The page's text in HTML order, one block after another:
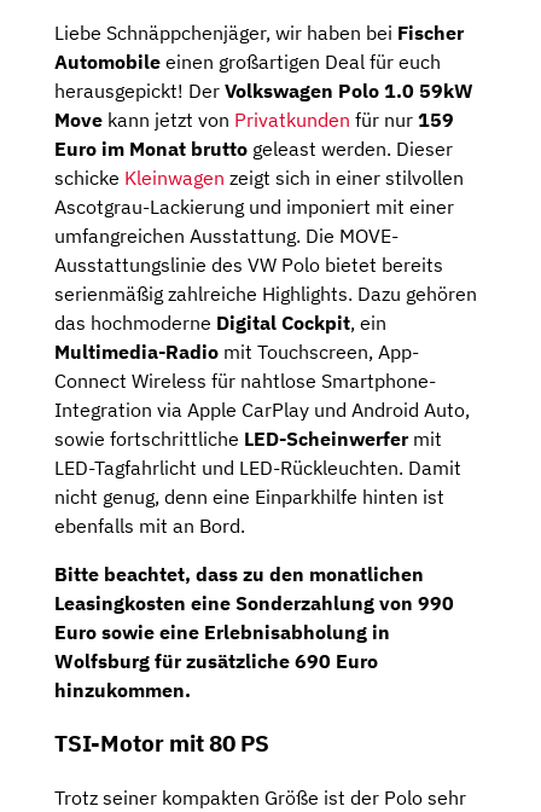
Liebe Schnäppchenjäger, wir haben bei Fischer
Automobile einen großartigen Deal für euch
herausgepickt! Der Volkswagen Polo 1.0 59kW
Move kann jetzt von Privatkunden für nur 159
Euro im Monat brutto geleast werden. Dieser
schicke Kleinwagen zeigt sich in einer stilvollen
Ascotgrau-Lackierung und imponiert mit einer
umfangreichen Ausstattung. Die MOVE-
Ausstattungslinie des VW Polo bietet bereits
serienmäßig zahlreiche Highlights. Dazu gehören
das hochmoderne Digital Cockpit, ein
Multimedia-Radio mit Touchscreen, App-
Connect Wireless für nahtlose Smartphone-
Integration via Apple CarPlay und Android Auto,
sowie fortschrittliche LED-Scheinwerfermit
LED-Tagfahrlicht und LED-Rückleuchten. Damit
nicht genug, denn eine Einparkhilfe hinten ist
ebenfalls mit an Bord.
Bitte beachtet, dass zu den monatlichen
Leasingkosten eine Sonderzahlung von 990
Euro sowie eine Erlebnisabholung in
Wolfsburg für zusätzliche 690 Euro
hinzukommen.
TSI-Motor mit 80 PS
Trotz seiner kompakten Größe ist der Polo sehr